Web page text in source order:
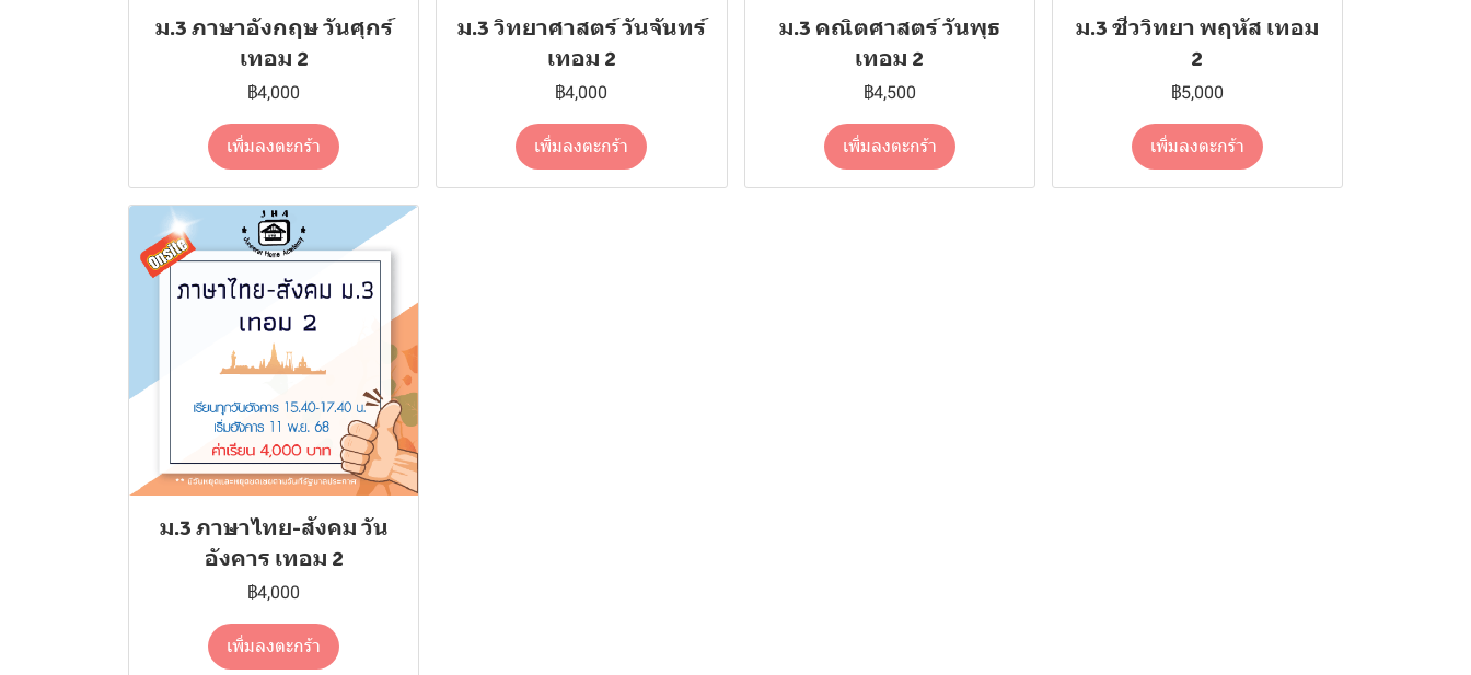
ม.3 ภาษาอังกฤษ วันศุกร์
เทอม 2
฿4,000
เพิ่มลงตะกร้า
ม.3 วิทยาศาสตร์ วันจันทร์
เทอม 2
฿4,000
เพิ่มลงตะกร้า
ม.3 คณิตศาสตร์ วันพุธ
เทอม 2
฿4,500
เพิ่มลงตะกร้า
ม.3 ชีววิทยา พฤหัส เทอม
2
฿5,000
เพิ่มลงตะกร้า
ม.3 ภาษาไทย-สังคม วัน
อังคาร เทอม 2
฿4,000
เพิ่มลงตะกร้า